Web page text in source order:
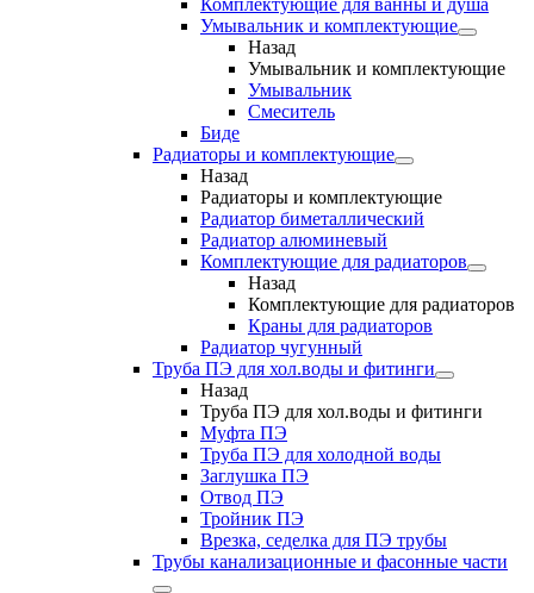
Комплектующие для ванны и душа
Умывальник и комплектующие
Назад
Умывальник и комплектующие
Умывальник
Смеситель
Биде
Радиаторы и комплектующие
Назад
Радиаторы и комплектующие
Радиатор биметаллический
Радиатор алюминевый
Комплектующие для радиаторов
Назад
Комплектующие для радиаторов
Краны для радиаторов
Радиатор чугунный
Труба ПЭ для хол.воды и фитинги
Назад
Труба ПЭ для хол.воды и фитинги
Муфта ПЭ
Труба ПЭ для холодной воды
Заглушка ПЭ
Отвод ПЭ
Тройник ПЭ
Врезка, седелка для ПЭ трубы
Трубы канализационные и фасонные части